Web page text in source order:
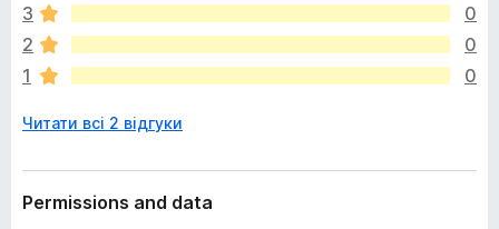
м
а
є
о
і
о
к
3
0
2
0
1
0
Читати всі 2 відгуки
Permissions and data